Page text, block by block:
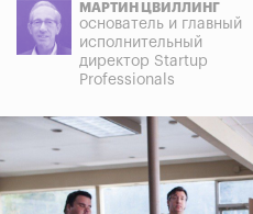
МАРТИН ЦВИЛЛИНГ
основатель и главный
исполнительный
директор Startup
Professionals